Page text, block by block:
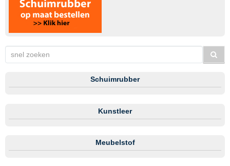
Schuimrubber
Kunstleer
Meubelstof